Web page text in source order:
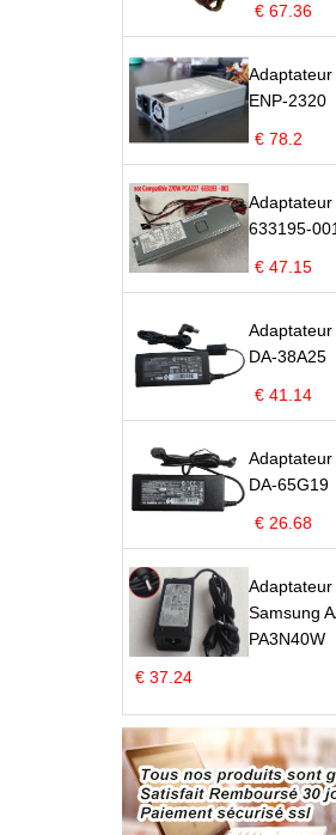
€ 67.36
ENP-2320
€ 78.2
633195-001
€ 47.15
DA-38A25
€ 41.14
DA-65G19
€ 26.68
Samsung
PA3N40W
€ 37.24